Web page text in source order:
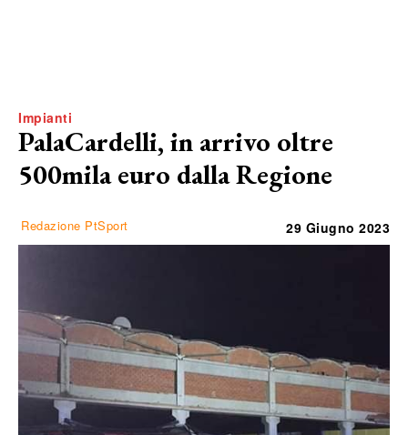
Impianti
PalaCardelli, in arrivo oltre
500mila euro dalla Regione
Redazione PtSport 29 Giugno 2023